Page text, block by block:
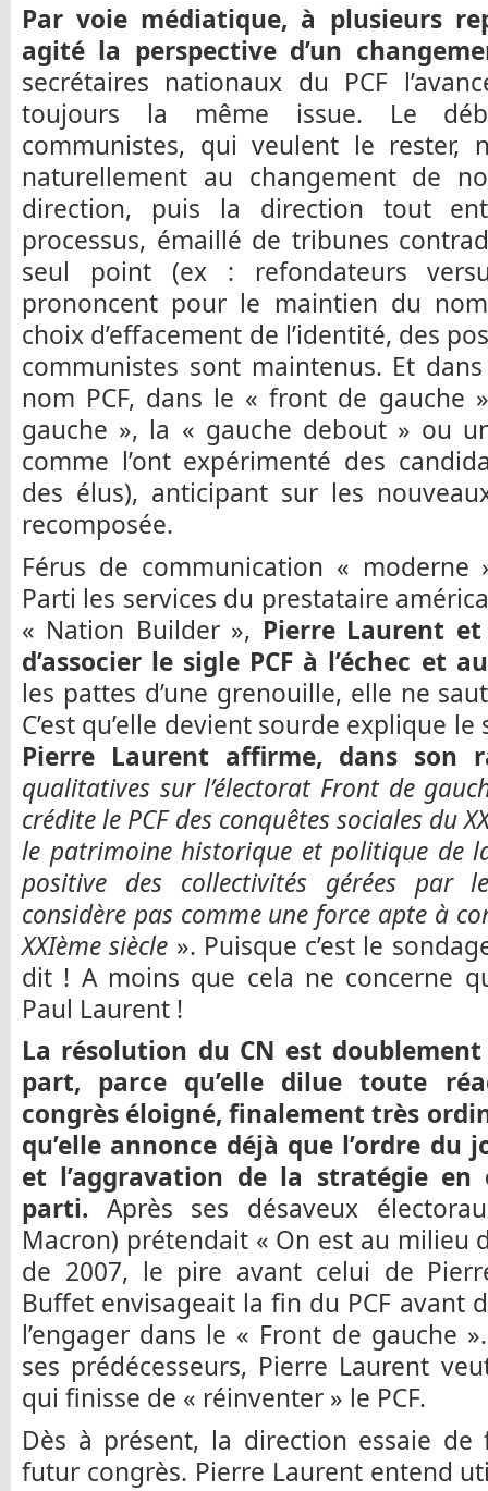
Par voie médiatique, à plusieurs
agité la perspective d’un
secrétaires nationaux du PCF
toujours la même issue. Le
communistes, qui veulent le rester,
naturellement au changement de
direction, puis la direction tout
processus, émaillé de tribunes
seul point (ex : refondateurs
prononcent pour le maintien du
choix d’effacement de l’identité, des
communistes sont maintenus. Et
nom PCF, dans le « front de gauche
gauche », la « gauche debout » ou
comme l’ont expérimenté des
des élus), anticipant sur les
recomposée.
Férus de communication « moderne
Parti les services du prestataire
« Nation Builder », Pierre Laurent
d’associer le sigle PCF à l’échec et
les pattes d’une grenouille, elle ne
C’est qu’elle devient sourde explique
Pierre Laurent affirme, dans son
qualitatives sur l’électorat Front de
crédite le PCF des conquêtes sociales du
le patrimoine historique et politique de
positive des collectivités gérées par
considère pas comme une force apte à
XXIème siècle ». Puisque c’est le
dit ! A moins que cela ne concerne
Paul Laurent !
La résolution du CN est
part, parce qu’elle dilue toute
congrès éloigné, finalement très
qu’elle annonce déjà que l’ordre
et l’aggravation de la stratégie en
parti. Après ses désaveux
Macron) prétendait « On est au milieu
de 2007, le pire avant celui de
Buffet envisageait la fin du PCF avant
l’engager dans le « Front de gauche
ses prédécesseurs, Pierre Laurent
qui finisse de « réinventer » le PCF.
Dès à présent, la direction essaie
futur congrès. Pierre Laurent entend